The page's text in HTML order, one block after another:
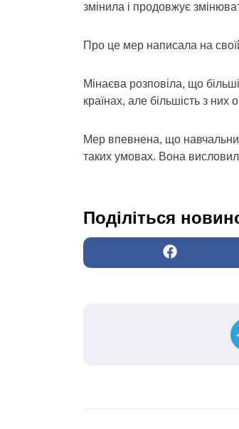
змінила і продовжує
Про це мер написала на
Мінаєва розповіла, що
країнах, але більшість з
Мер впевнена, що навчальний
таких умовах. Вона
Поділіться